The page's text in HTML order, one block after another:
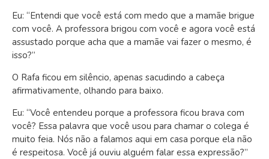
Eu: “Entendi que você está com medo que a mamãe brigue
com você. A professora brigou com você e agora você está
assustado porque acha que a mamãe vai fazer o mesmo, é
isso?”
O Rafa ficou em silêncio, apenas sacudindo a cabeça
afirmativamente, olhando para baixo.
Eu: “Você entendeu porque a professora ficou brava com
você? Essa palavra que você usou para chamar o colega é
muito feia. Nós não a falamos aqui em casa porque ela não
é respeitosa. Você já ouviu alguém falar essa expressão?”